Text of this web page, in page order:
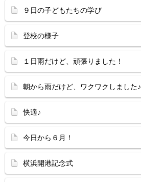
９日の子どもたちの学び
登校の様子
１日雨だけど、頑張りました！
朝から雨だけど、ワクワクしました♪
快適♪
今日から６月！
横浜開港記念式